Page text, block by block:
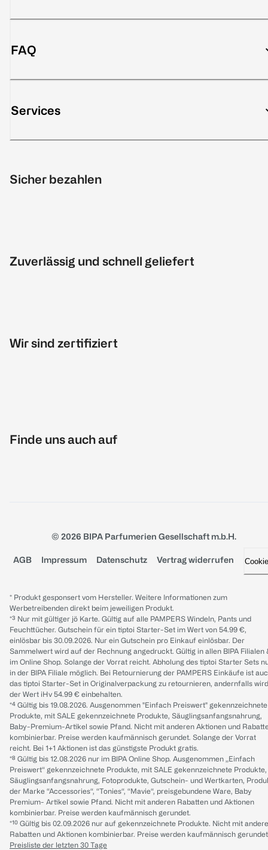
FAQ
Services
Sicher bezahlen
Zuverlässig und schnell geliefert
Wir sind zertifiziert
Finde uns auch auf
© 2026 BIPA Parfumerien Gesellschaft m.b.H.
AGB Impressum Datenschutz Vertrag widerrufen
* Produkt gesponsert vom Hersteller. Weitere Informationen zum
Werbetreibenden direkt beim jeweiligen Produkt.
*³ Nur mit gültiger jö Karte. Gültig auf alle PAMPERS Windeln, Pants und
Feuchttücher. Gutschein für ein tiptoi Starter-Set im Wert von 54.99 €,
einlösbar bis 30.09.2026. Nur ein Gutschein pro Einkauf einlösbar. Der
Sammelwert wird auf der Rechnung angedruckt. Gültig in allen BIPA Filialen
im Online Shop. Solange der Vorrat reicht. Abholung des tiptoi Starter Sets
in der BIPA Filiale möglich. Bei Retournierung der PAMPERS Einkäufe ist
das tiptoi Starter-Set in Originalverpackung zu retournieren, andernfalls wird
der Wert iHv 54.99 € einbehalten.
*⁴ Gültig bis 19.08.2026. Ausgenommen "Einfach Preiswert" gekennzeichnete
Produkte, mit SALE gekennzeichnete Produkte, Säuglingsanfangsnahrung,
Baby-Premium-Artikel sowie Pfand. Nicht mit anderen Aktionen und
kombinierbar. Preise werden kaufmännisch gerundet. Solange der Vorrat
reicht. Bei 1+1 Aktionen ist das günstigste Produkt gratis.
*⁸ Gültig bis 12.08.2026 nur im BIPA Online Shop. Ausgenommen „Einfach
Preiswert“ gekennzeichnete Produkte, mit SALE gekennzeichnete Produkte,
Säuglingsanfangsnahrung, Fotoprodukte, Gutschein- und Wertkarten,
der Marke “Accessories“, “Tonies“, “Mavie“, preisgebundene Ware, Baby
Premium- Artikel sowie Pfand. Nicht mit anderen Rabatten und Aktionen
kombinierbar. Preise werden kaufmännisch gerundet.
*¹⁰ Gültig bis 02.09.2026 nur auf gekennzeichnete Produkte. Nicht mit
Rabatten und Aktionen kombinierbar. Preise werden kaufmännisch
Preisliste der letzten 30 Tage